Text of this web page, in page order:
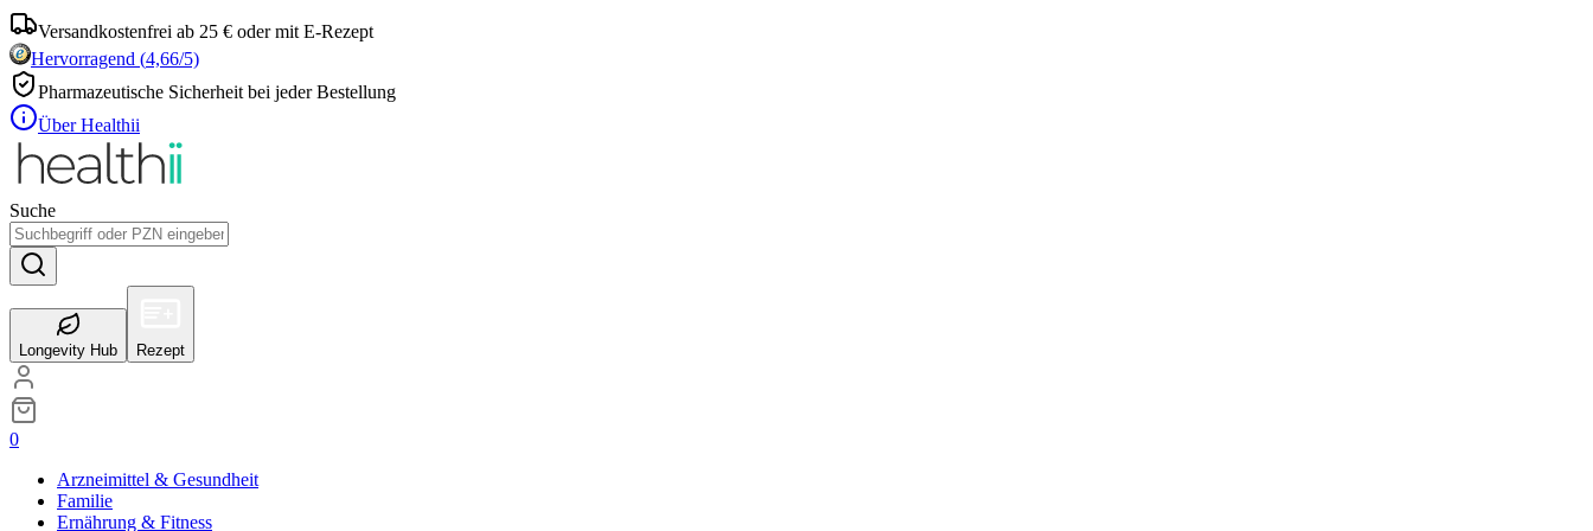
Versandkostenfrei ab 25 € oder mit E-Rezept
Hervorragend (4,66/5)
Pharmazeutische Sicherheit bei jeder Bestellung
Über Healthii
Suche
Longevity Hub Rezept
0
Arzneimittel & Gesundheit
Familie
Ernährung & Fitness